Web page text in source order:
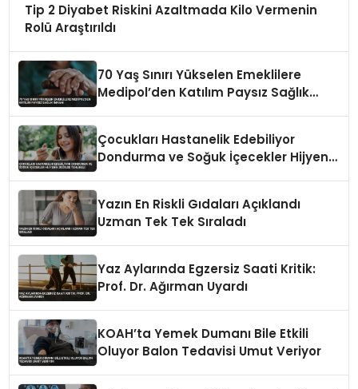
Tip 2 Diyabet Riskini Azaltmada Kilo Vermenin
Rolü Araştırıldı
70 Yaş Sınırı Yükselen Emeklilere
Medipol’den Katılım Paysız Sağlık
Çocukları Hastanelik Edebiliyor
Dondurma ve Soğuk İçecekler Hijyenik
Yazın En Riskli Gıdaları Açıklandı
Uzman Tek Tek Sıraladı
Yaz Aylarında Egzersiz Saati Kritik:
Prof. Dr. Ağırman Uyardı
KOAH’ta Yemek Dumanı Bile Etkili
Oluyor Balon Tedavisi Umut Veriyor